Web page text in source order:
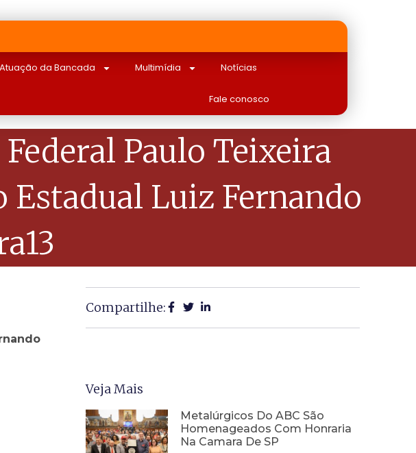
Atuação da Bancada Multimídia Notícias
Fale conosco
Paulo Teixeira
Estadual Luiz Fernando
Compartilhe:
Veja Mais
Metalúrgicos Do ABC São
Homenageados Com Honraria
Na Camara De SP